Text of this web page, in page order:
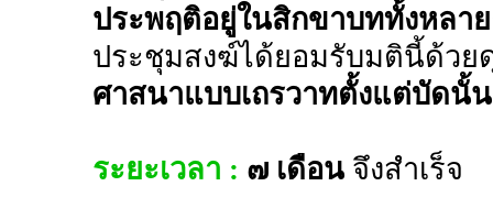
ประพฤติอยู่ในสิกขาบททั้งหลา
ประชุมสงฆ์ได้ยอมรับมตินี้ด้ว
ศาสนาแบบเถรวาทตั้งแต่บัดนั้
ระยะเวลา : ๗ เดือนจึงสำเร็จ